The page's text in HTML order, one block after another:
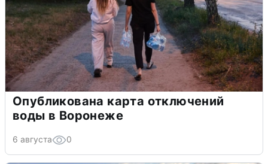
Опубликована карта отключений
воды в Воронеже
6 августа 0